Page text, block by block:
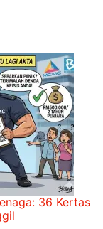
36 Kertas